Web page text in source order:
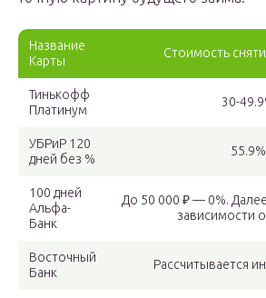
Название
Карты
Стоимость
Тинькофф
Платинум
30-
УБРиР 120
дней без %
55.9%
100 дней
Альфа-
Банк
До 50 000 ₽ — 0%.
зависимости
Восточный
Банк
Рассчитывается